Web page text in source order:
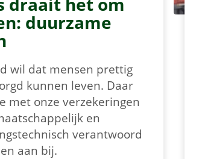
duurzame
wil dat mensen prettig
kunnen leven. Daar
met onze verzekeringen
en
verantwoord
aan bij.